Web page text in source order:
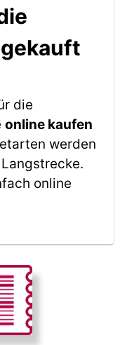
die
online kaufen
werden
online